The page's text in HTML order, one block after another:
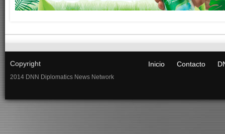
Copyright
2014 DNN Diplomatics News Network
Inicio Contacto